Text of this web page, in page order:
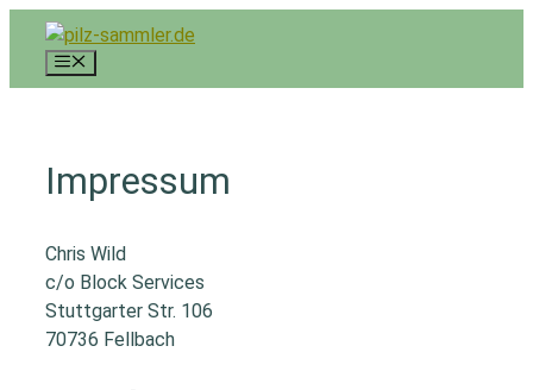
Inhalt
springen
Impressum
Chris Wild
c/o Block Services
Stuttgarter Str. 106
70736 Fellbach